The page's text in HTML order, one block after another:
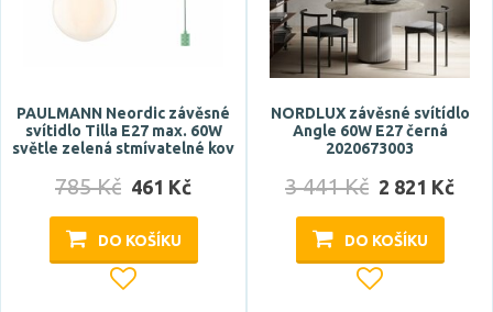
Tvar / motiv
koule
kónický
Stupeň krytí
PAULMANN Neordic závěsné
svítidlo Tilla E27 max. 60W
světle zelená stmívatelné kov
785 Kč 461 Kč
DO KOŠÍKU
NORDLUX závěsné svítídlo
Angle 60W E27 černá
2020673003
3 441 Kč 2 821 Kč
DO KOŠÍKU